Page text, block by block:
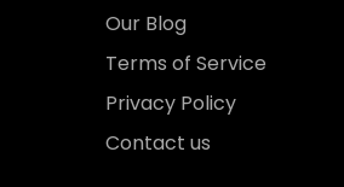
Our Blog
Terms of Service
Privacy Policy
Contact us